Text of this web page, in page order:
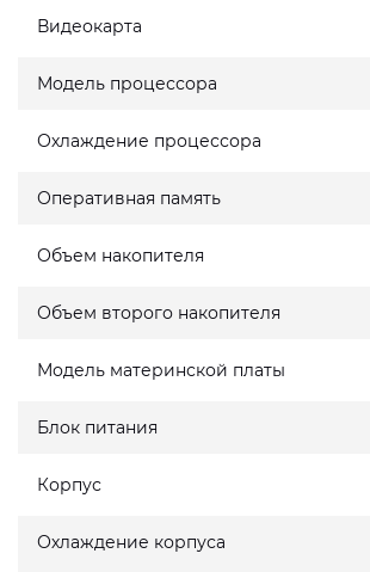
Видеокарта
Модель процессора
Охлаждение процессора
Оперативная память
Объем накопителя
Объем второго накопителя
Модель материнской платы
Блок питания
Корпус
Охлаждение корпуса